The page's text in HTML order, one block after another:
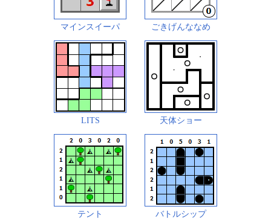
マインスイーパ ごきげんななめ
LITS 天体ショー
テント バトルシップ